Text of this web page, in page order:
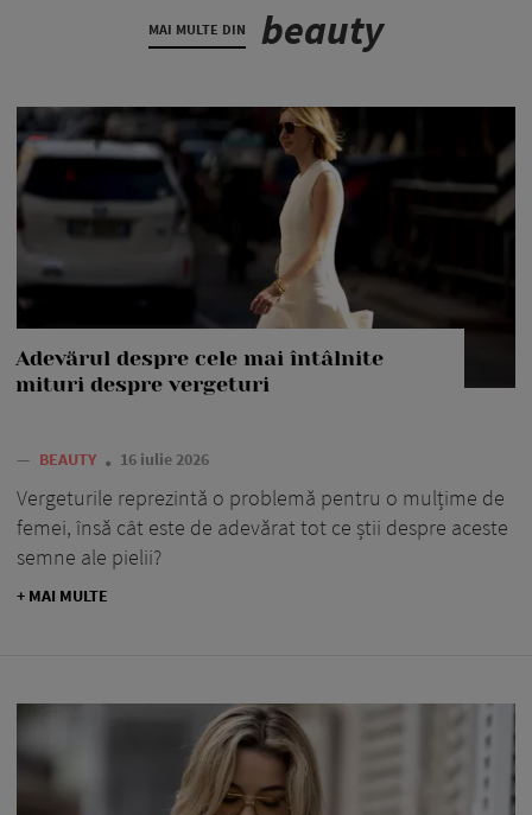
MAI MULTE DIN beauty
Adevărul despre cele mai întâlnite
mituri despre vergeturi
— BEAUTY 16 iulie 2026
Vergeturile reprezintă o problemă pentru o mulțime de
femei, însă cât este de adevărat tot ce știi despre aceste
semne ale pielii?
+ MAI MULTE